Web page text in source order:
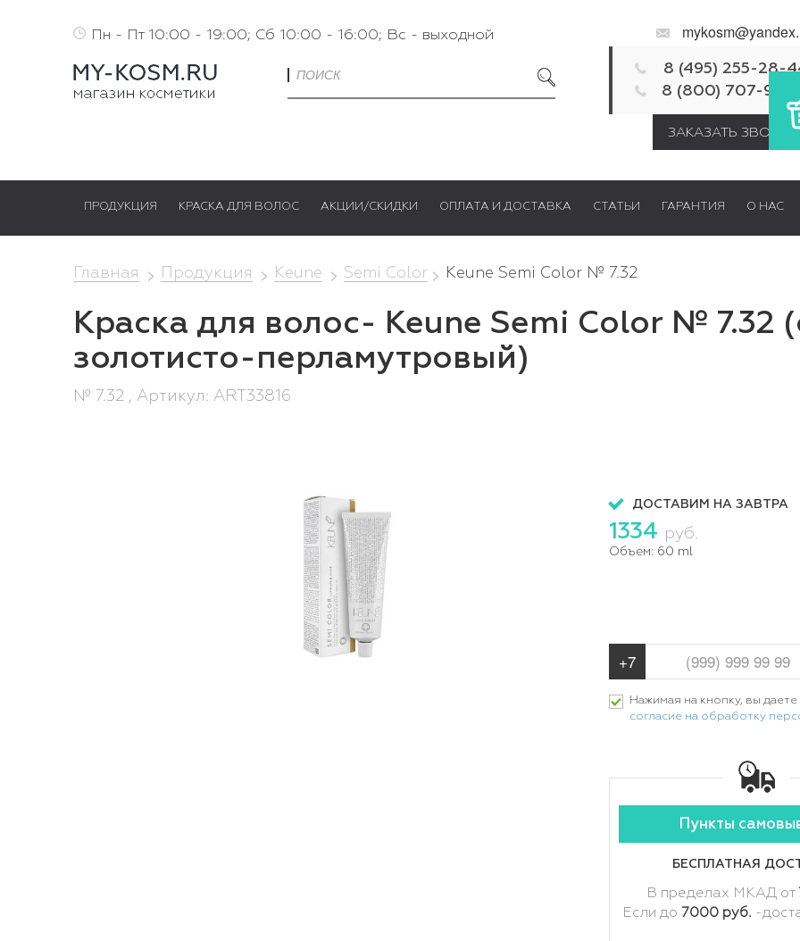
Пн - Пт 10:00 - 19:00; Сб 10:00 - 16:00; Вс - выходной
8 (495) 255-28-
8 (800) 707-92-
ЗАКАЗАТЬ ЗВОНОК
ПРОДУКЦИЯ КРАСКА ДЛЯ ВОЛОС АКЦИИ/СКИДКИ ОПЛАТА И ДОСТАВКА СТАТЬИ ГАРАНТИЯ О НАС
Главная Продукция Keune Semi Color Keune Semi Color № 7.32
Краска для волос- Keune Semi Color № 7.32
золотисто-перламутровый)
№ 7.32 , Артикул: ART33816
ДОСТАВИМ НА ЗАВТРА
1334 руб.
Объем: 60 ml
Нажимая на кнопку, вы даете
согласие на обработку
Пункты
БЕСПЛАТНАЯ
В пределах МКАД от
Если до 7000 руб. -